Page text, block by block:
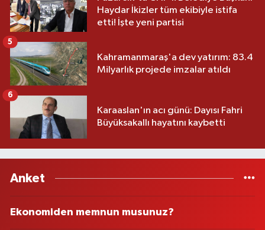
Haydar İkizler tüm ekibiyle istifa
etti! İşte yeni partisi
Kahramanmaraş'a dev yatırım: 83.4
Milyarlık projede imzalar atıldı
5
Karaaslan'ın acı günü: Dayısı Fahri
Büyüksakallı hayatını kaybetti
6
Anket
Ekonomiden memnun musunuz?